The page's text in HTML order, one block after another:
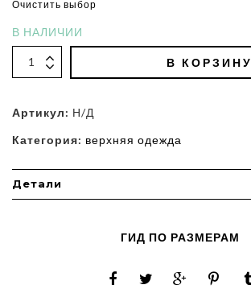
Очистить выбор
В НАЛИЧИИ
В КОРЗИНУ
Артикул: Н/Д
Категория: верхняя одежда
Детали
ГИД ПО РАЗМЕРАМ